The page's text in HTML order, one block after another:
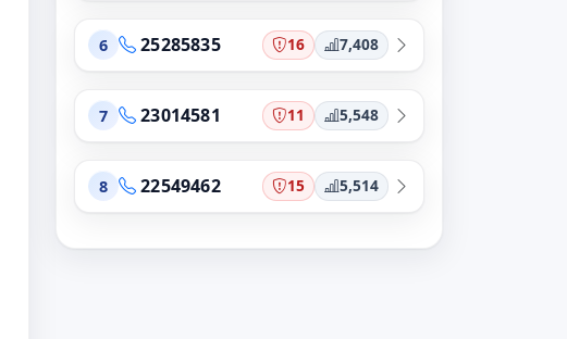
6 25285835 16 7,408
7 23014581 11 5,548
8 22549462 15 5,514